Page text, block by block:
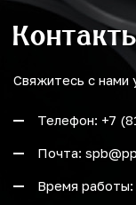
Свяжитесь с нами
Телефон: +7
Почта:
Время